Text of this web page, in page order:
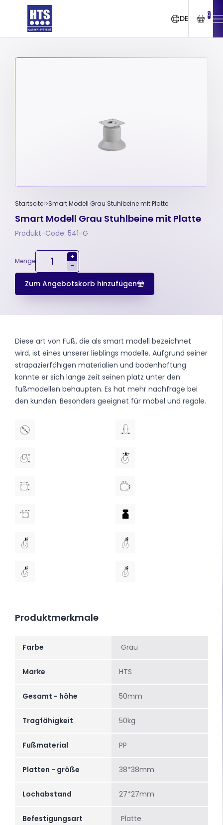
DE 0
Startseite Smart Modell Grau Stuhlbeine mit Platte
Smart Modell Grau Stuhlbeine mit Platte
Produkt-Code: 541-G
Menge
+
-
Zum Angebotskorb hinzufügen
Diese art von Fuß, die als smart modell bezeichnet
wird, ist eines unserer lieblings modelle. Aufgrund seiner
strapazierfähigen materialien und bodenhaftung
konnte er sich lange zeit seinen platz unter den
fußmodellen behaupten. Es hat mehr nachfrage bei
den kunden. Besonders geeignet für möbel und regale.
Produktmerkmale
Farbe Grau
Marke HTS
Gesamt - höhe 50mm
Tragfähigkeit 50kg
Fußmaterial PP
Platten - größe 38*38mm
Lochabstand 27*27mm
Befestigungsart Platte